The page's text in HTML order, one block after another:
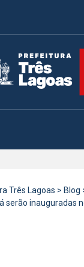
Três Lagoas > Blog
serão inauguradas